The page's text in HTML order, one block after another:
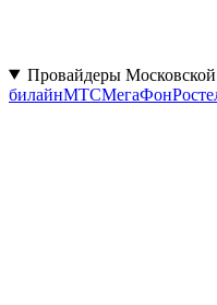
Провайдеры Московской
билайнМТСМегаФон